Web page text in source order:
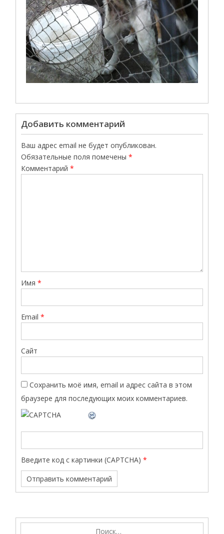
Добавить комментарий
Ваш адрес email не будет опубликован.
Обязательные поля помечены*
Комментарий*
Имя*
Email*
Сайт
Сохранить моё имя, email и адрес сайта в этом
браузере для последующих моих комментариев.
Введите код с картинки (CAPTCHA) *